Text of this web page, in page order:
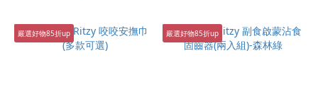
嚴選好物85折up 嚴選好物85折up